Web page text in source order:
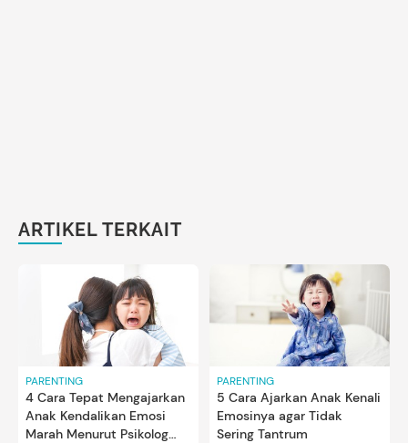
ARTIKEL TERKAIT
PARENTING
4 Cara Tepat Mengajarkan
Anak Kendalikan Emosi
Marah Menurut Psikolog
PARENTING
5 Cara Ajarkan Anak Kenali
Emosinya agar Tidak
Sering Tantrum